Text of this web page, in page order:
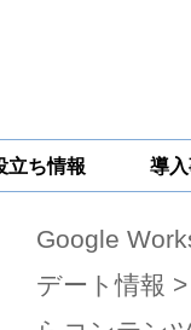
立ち情報
一
導
Google
Workspace
セキュリティ
対策サービス
Google
デート情報